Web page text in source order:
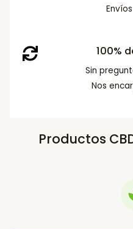
100%
Sin
Nos
Productos